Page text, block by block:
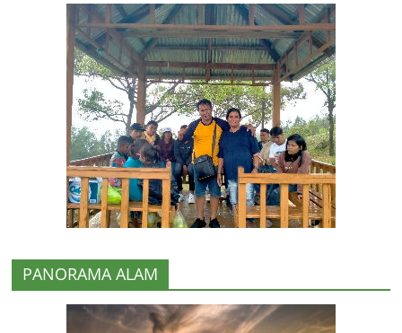
PANORAMA ALAM